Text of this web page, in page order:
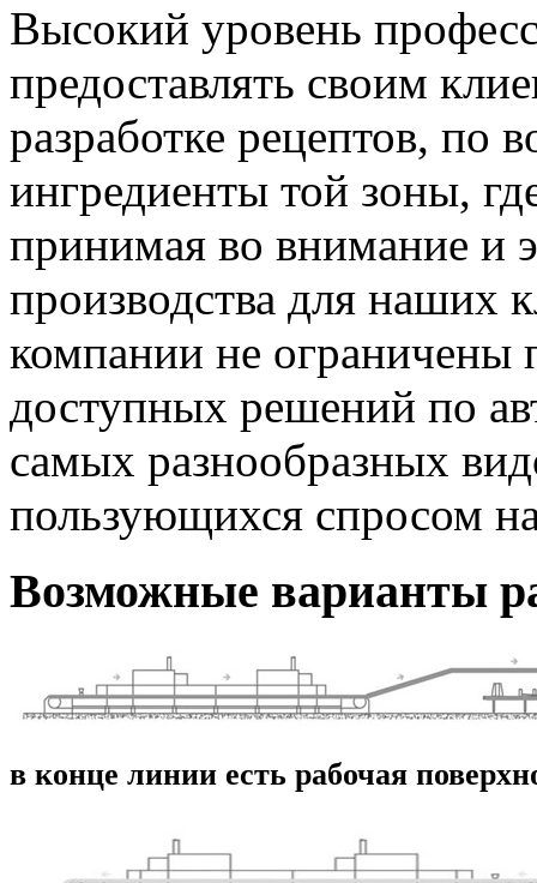
Высокий уровень
предоставлять своим
разработке рецептов, по
ингредиенты той зоны,
принимая во внимание и
производства для наших
компании не ограничены
доступных решений по
самых разнообразных
пользующихся спросом
Возможные варианты
в конце линии есть рабочая